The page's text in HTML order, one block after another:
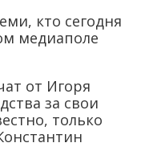
кто сегодня
медиаполе
от Игоря
за свои
только